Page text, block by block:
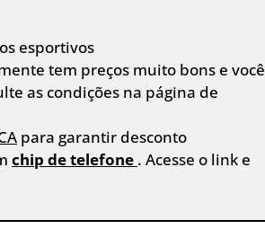
esportivos
tem preços muito bons e você
as condições na página de
para garantir desconto
chip de telefone . Acesse o link e